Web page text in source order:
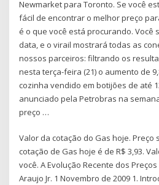
Newmarket para Toronto. Se você
fácil de encontrar o melhor preço
é o que você está procurando. Você
data, e o virail mostrará todas as
nossos parceiros: filtrando os
nesta terça-feira (21) o aumento de
cozinha vendido em botijões de até
anunciado pela Petrobras na
preço …
Valor da cotação do Gas hoje. Preço
cotação de Gas hoje é de R$ 3,93.
você. A Evolução Recente dos
Araujo Jr. 1 Novembro de 2009 1.